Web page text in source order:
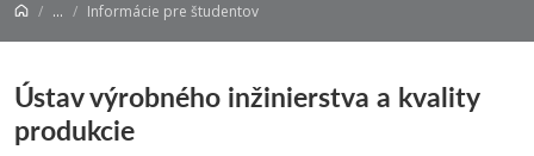
... Informácie pre študentov
Ústav výrobného inžinierstva a kvality
produkcie